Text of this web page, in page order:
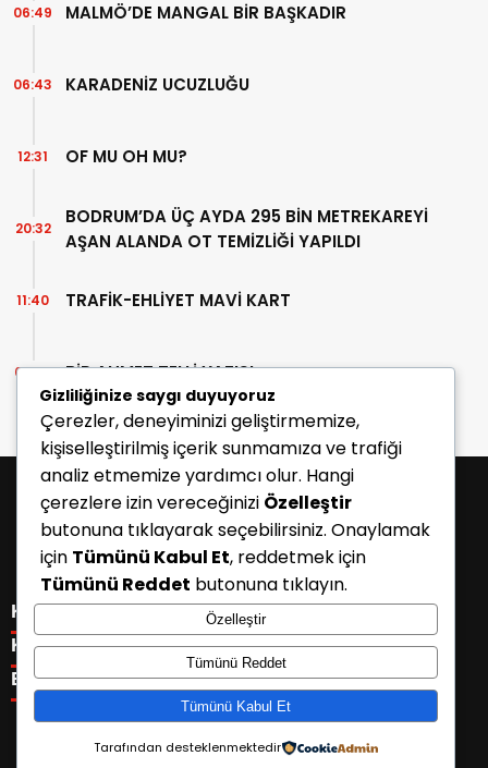
MALMÖ’DE MANGAL BİR BAŞKADIR
06:49
KARADENİZ UCUZLUĞU
06:43
OF MU OH MU?
12:31
BODRUM’DA ÜÇ AYDA 295 BİN METREKAREYİ
AŞAN ALANDA OT TEMİZLİĞİ YAPILDI
20:32
TRAFİK-EHLİYET MAVİ KART
11:40
BİR AHMET TELLİ YAZISI
07:30
KATEGORİLER
Menü seçimi yapın. WP-ADMIN → Görünüm → Menüler
sayfasından menü eşleştirmesi yapınız.
KISAYOLLAR
Menü seçimi yapın. WP-ADMIN → Görünüm → Menüler
sayfasından menü eşleştirmesi yapınız.
E-BÜLTEN
Gizliliğinize saygı duyuyoruz
Çerezler, deneyiminizi geliştirmemize,
kişiselleştirilmiş içerik sunmamıza ve trafiği
analiz etmemize yardımcı olur. Hangi
çerezlere izin vereceğinizi Özelleştir
butonuna tıklayarak seçebilirsiniz. Onaylamak
için Tümünü Kabul Et, reddetmek için
Tümünü Reddet butonuna tıklayın.
Özelleştir
Tümünü Reddet
Tümünü Kabul Et
Tarafından desteklenmektedir